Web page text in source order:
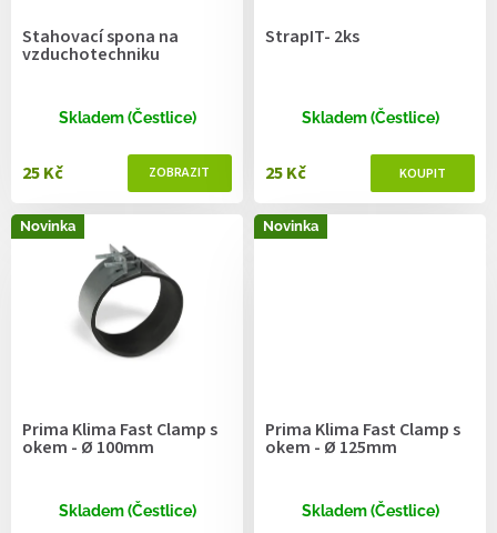
Stahovací spona na
vzduchotechniku
Skladem (Čestlice)
25 Kč
StrapIT- 2ks
Skladem (Čestlice)
25 Kč
Novinka
Prima Klima Fast Clamp s
okem - Ø 100mm
Skladem (Čestlice)
Novinka
Prima Klima Fast Clamp s
okem - Ø 125mm
Skladem (Čestlice)